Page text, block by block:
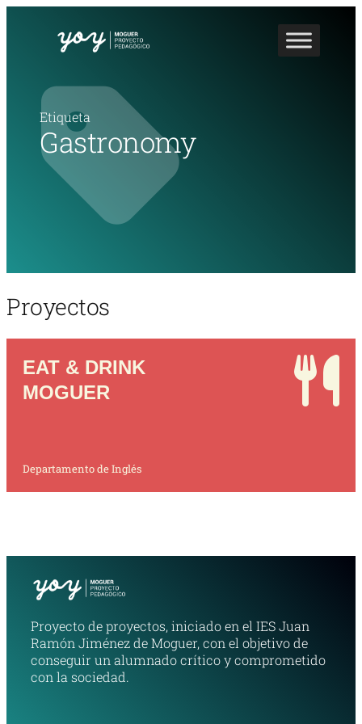
Etiqueta
Gastronomy
Proyectos
EAT & DRINK
MOGUER
Departamento de Inglés
Proyecto de proyectos, iniciado en el IES Juan
Ramón Jiménez de Moguer, con el objetivo de
conseguir un alumnado crítico y comprometido
con la sociedad.